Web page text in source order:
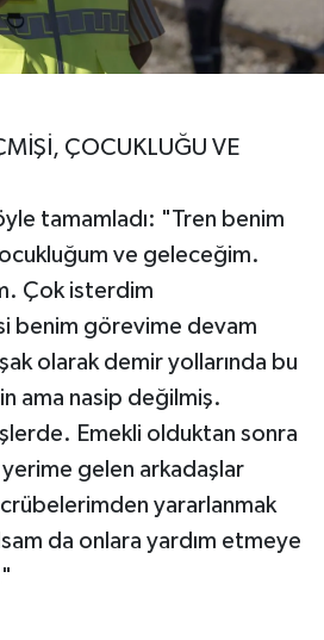
ÇOCUKLUĞU VE
tamamladı: "Tren benim
ve geleceğim.
Çok isterdim
benim görevime devam
olarak demir yollarında bu
ama nasip değilmiş.
Emekli olduktan sonra
gelen arkadaşlar
yararlanmak
da onlara yardım etmeye